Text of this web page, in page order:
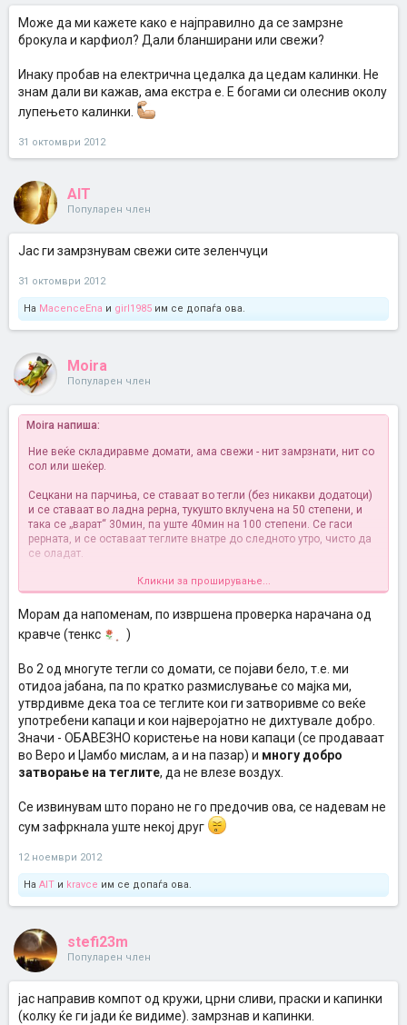
Може да ми кажете како е најправилно да се замрзне
брокула и карфиол? Дали бланширани или свежи?
Инаку пробав на електрична цедалка да цедам калинки. Не
знам дали ви кажав, ама екстра е. Е богами си олеснив околу
лупењето калинки.
31 октомври 2012
AIT
Популарен член
Јас ги замрзнувам свежи сите зеленчуци
31 октомври 2012
На MacenceEna и girl1985 им се допаѓа ова.
Moira
Популарен член
Moira напиша:
Ние веќе складиравме домати, ама свежи - нит замрзнати, нит со
сол или шеќер.
Сецкани на парчиња, се ставаат во тегли (без никакви додатоци)
и се ставаат во ладна рерна, тукушто вклучена на 50 степени, и
така се „варат“ 30мин, па уште 40мин на 100 степени. Се гаси
рерната, и се оставаат теглите внатре до следното утро, чисто да
се оладат.
Истово може да се направи со ШТО САКАТЕ. Отворивме после
тоа тегла, само да видиме каков ќе е е вкусот, и истиот е
НЕПРОМЕНЕТ
Пробајте, мислам дека поприродна постапка од оваа нема...
Кликни за проширување...
Морам да напоменам, по извршена проверка нарачана од
кравче (тенкс
)
Во 2 од многуте тегли со домати, се појави бело, т.е. ми
отидоа јабана, па по кратко размислување со мајка ми,
утврдивме дека тоа се теглите кои ги затворивме со веќе
употребени капаци и кои најверојатно не дихтувале добро.
Значи - ОБАВЕЗНО користење на нови капаци (се продаваат
во Веро и Џамбо мислам, а и на пазар) и многу добро
затворање на теглите, да не влезе воздух.
Се извинувам што порано не го предочив ова, се надевам не
сум зафркнала уште некој друг
12 ноември 2012
На AIT и kravce им се допаѓа ова.
stefi23m
Популарен член
јас направив компот од кружи, црни сливи, праски и капинки
(колку ќе ги јади ќе видиме). замрзнав и капинки.